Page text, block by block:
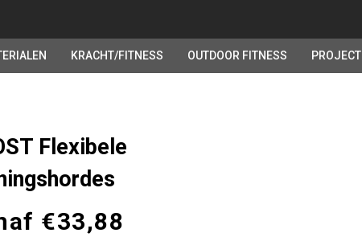
KRACHT/FITNESS OUTDOOR FITNESS
Flexibele
€33,88